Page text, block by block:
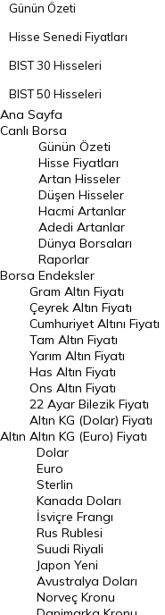
Günün Özeti
Hisse Senedi Fiyatları
BIST 30 Hisseleri
BIST 50 Hisseleri
BIST 100 Hisseleri
En Çok Artan Hisseler
En Çok Düşen Hisseler
Hacmi Artanlar
Geçmiş Kapanışlar
Dünya Borsaları
Raporlar
Endeksler
DÖVİZ
Döviz Kuru
Dolar Kuru
Euro Kuru
Pound Kuru
Frank Kuru
Riyal Kuru
Avustralya Doları
Danimarka Kronu Kuru
Ana Sayfa
Canlı Borsa
Borsa
Günün Özeti
Hisse Fiyatları
Artan Hisseler
Düşen Hisseler
Hacmi Artanlar
Adedi Artanlar
Dünya Borsaları
Raporlar
Endeksler
Altın
Gram Altın Fiyatı
Çeyrek Altın Fiyatı
Cumhuriyet Altını Fiyatı
Tam Altın Fiyatı
Yarım Altın Fiyatı
Has Altın Fiyatı
Ons Altın Fiyatı
22 Ayar Bilezik Fiyatı
Altın KG (Dolar) Fiyatı
Altın KG (Euro) Fiyatı
Dolar
Euro
Sterlin
Kanada Doları
İsviçre Frangı
Rus Rublesi
Suudi Riyali
Japon Yeni
Avustralya Doları
Norveç Kronu